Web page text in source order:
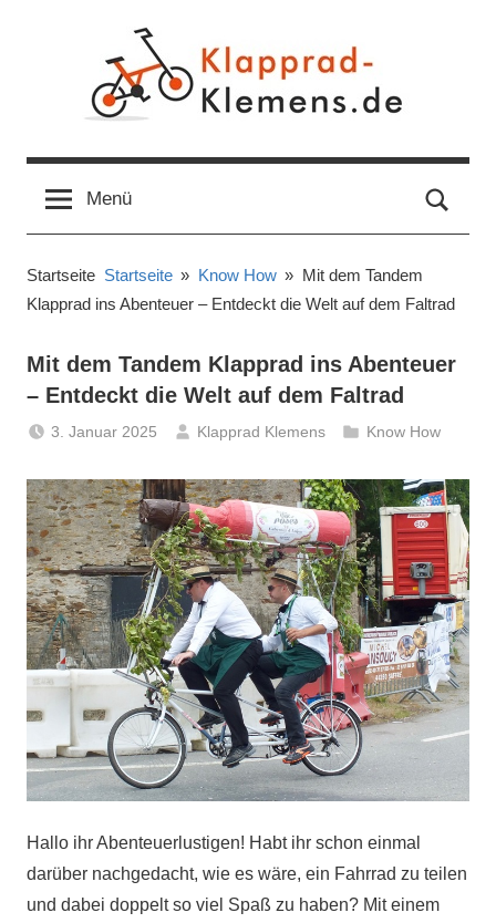
Ratgeber
für
Klapp-
&
Falträder
und
Menü
Startseite Startseite Know How
Mit dem Tandem
Klapprad ins Abenteuer – Entdeckt die Welt auf dem Faltrad
Mit dem Tandem Klapprad ins Abenteuer
– Entdeckt die Welt auf dem Faltrad
3. Januar 2025 Klapprad Klemens Know How
Hallo ihr Abenteuerlustigen! Habt ihr schon einmal
darüber nachgedacht, wie es wäre, ein Fahrrad zu teilen
und dabei doppelt so viel Spaß zu haben? Mit einem